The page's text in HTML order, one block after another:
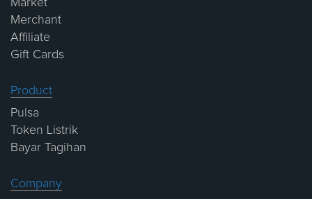
Market
Merchant
Affiliate
Gift Cards
Product
Pulsa
Token Listrik
Bayar Tagihan
Company